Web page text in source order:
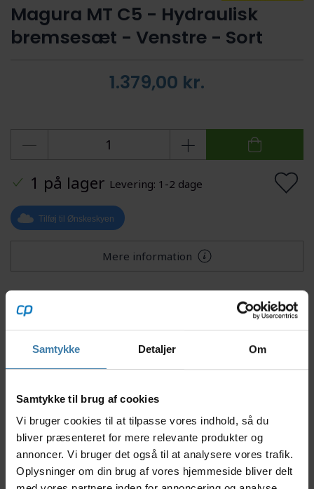
Samtykke Detaljer Om
Samtykke til brug af cookies
Vi bruger cookies til at tilpasse vores indhold, så du
bliver præsenteret for mere relevante produkter og
annoncer. Vi bruger det også til at analysere vores trafik.
Oplysninger om din brug af vores hjemmeside bliver delt
Magura MT C5 - Hydraulisk
bremsesæt - Venstre - Sort
1.379,00 kr.
1 på lager Levering: 1-2 dage
Tilføj til Ønskeskyen
Mere information
Beskrivelse Specifikationer
Trekking, city og ladcykler.
bremsekaliberen er en 4 stemplet version som giver
ekstra bremsestyrke. Dette sæt er til venstre side af
styret og bruges som forbremse.
Specifikationer